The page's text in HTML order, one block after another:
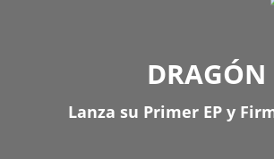
Lanza su Primer EP y